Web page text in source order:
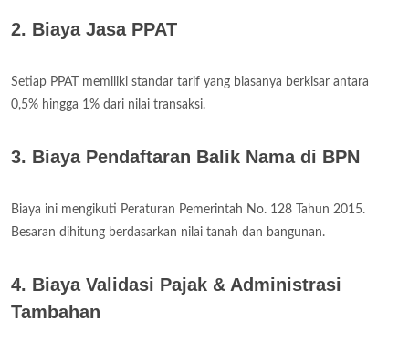
2. Biaya Jasa PPAT
Setiap PPAT memiliki standar tarif yang biasanya berkisar antara
0,5% hingga 1% dari nilai transaksi.
3. Biaya Pendaftaran Balik Nama di BPN
Biaya ini mengikuti Peraturan Pemerintah No. 128 Tahun 2015.
Besaran dihitung berdasarkan nilai tanah dan bangunan.
4. Biaya Validasi Pajak & Administrasi
Tambahan